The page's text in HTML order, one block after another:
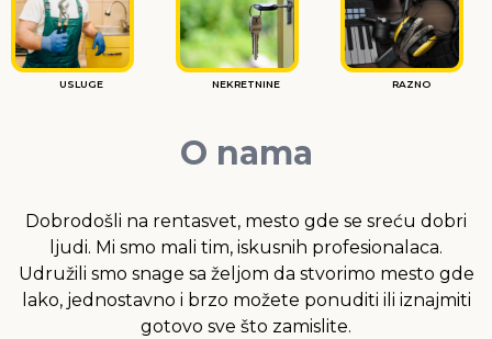
USLUGE NEKRETNINE RAZNO
O nama
Dobrodošli na rentasvet, mesto gde se sreću dobri
ljudi. Mi smo mali tim, iskusnih profesionalaca.
Udružili smo snage sa željom da stvorimo mesto gde
lako, jednostavno i brzo možete ponuditi ili iznajmiti
gotovo sve što zamislite.